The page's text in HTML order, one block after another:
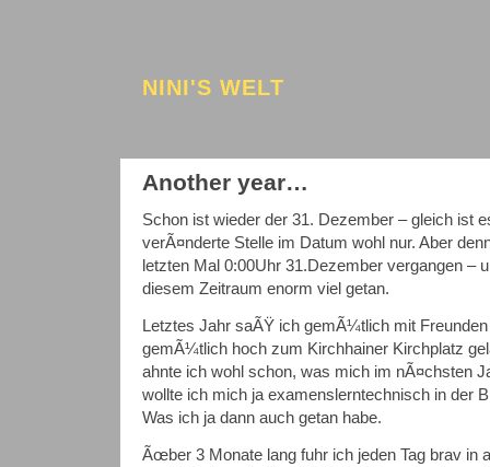
NINI'S WELT
Another year…
Schon ist wieder der 31. Dezember – gleich ist
verÃ¤nderte Stelle im Datum wohl nur. Aber
letzten Mal 0:00Uhr 31.Dezember vergangen –
diesem Zeitraum enorm viel getan.
Letztes Jahr saÃŸ ich gemÃ¼tlich mit
gemÃ¼tlich hoch zum Kirchhainer Kirchplatz
ahnte ich wohl schon, was mich im nÃ¤chsten
wollte ich mich ja examenslerntechnisch in der
Was ich ja dann auch getan habe.
Ãœber 3 Monate lang fuhr ich jeden Tag brav in